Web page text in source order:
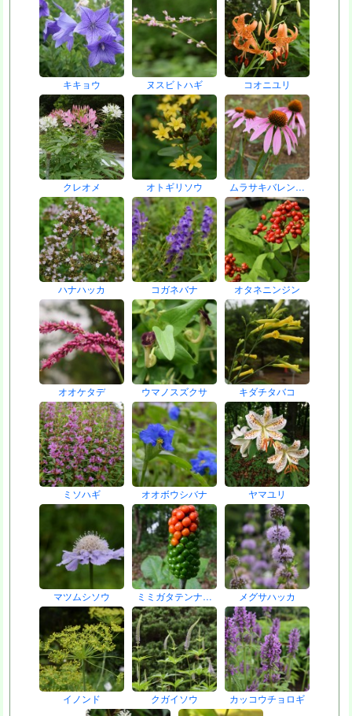
キキョウ ヌスビトハギ コオニユリ
クレオメ オトギリソウ ムラサキバレン…
ハナハッカ コガネバナ オタネニンジン
オオケタデ ウマノスズクサ キダチタバコ
ミソハギ オオボウシバナ ヤマユリ
マツムシソウ ミミガタテンナ… メグサハッカ
イノンド クガイソウ カッコウチョロギ